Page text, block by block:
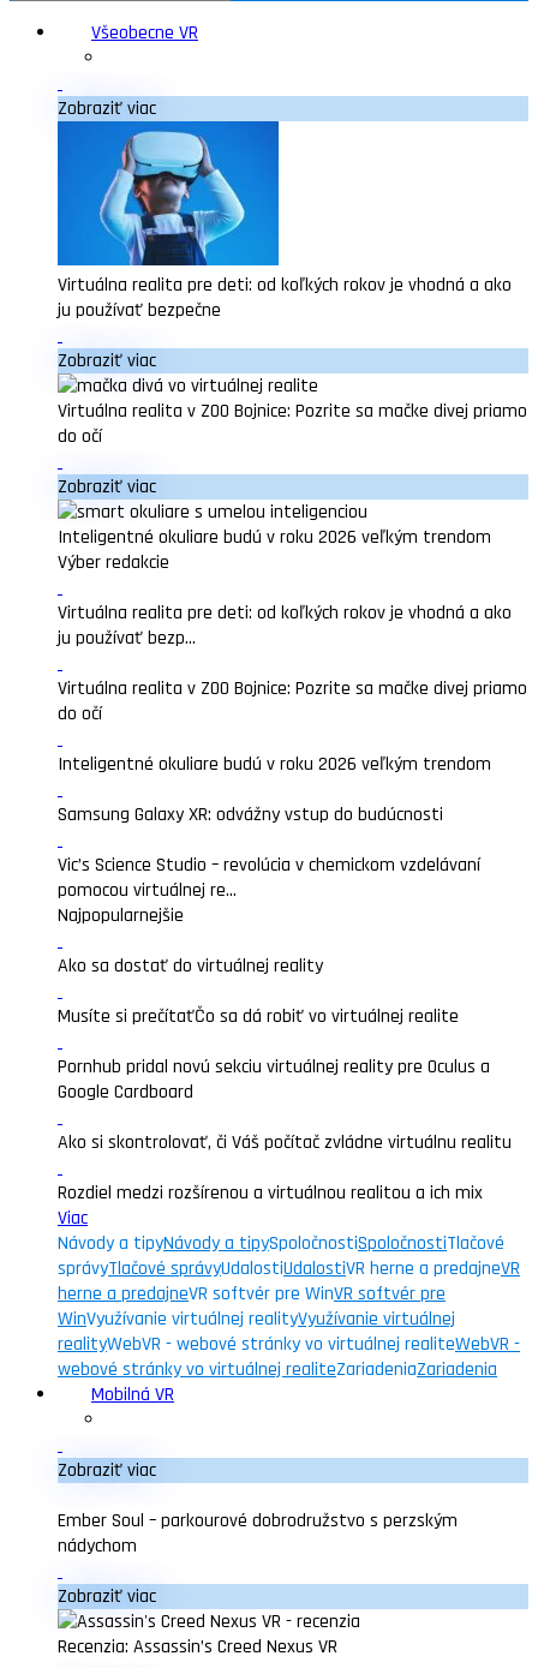
Všeobecne VR
Zobraziť viac
Virtuálna realita pre deti: od koľkých rokov je vhodná a ako
ju používať bezpečne
Zobraziť viac
Virtuálna realita v ZOO Bojnice: Pozrite sa mačke divej priamo
do očí
Zobraziť viac
Inteligentné okuliare budú v roku 2026 veľkým trendom
Výber redakcie
Virtuálna realita pre deti: od koľkých rokov je vhodná a ako
ju používať bezp...
Virtuálna realita v ZOO Bojnice: Pozrite sa mačke divej priamo
do očí
Inteligentné okuliare budú v roku 2026 veľkým trendom
Samsung Galaxy XR: odvážny vstup do budúcnosti
Vic’s Science Studio – revolúcia v chemickom vzdelávaní
pomocou virtuálnej re...
Najpopularnejšie
Ako sa dostať do virtuálnej reality
Musíte si prečítaťČo sa dá robiť vo virtuálnej realite
Pornhub pridal novú sekciu virtuálnej reality pre Oculus a
Google Cardboard
Ako si skontrolovať, či Váš počítač zvládne virtuálnu realitu
Rozdiel medzi rozšírenou a virtuálnou realitou a ich mix
Viac
Návody a tipyNávody a tipySpoločnostiSpoločnostiTlačové
správyTlačové správyUdalostiUdalostiVR herne a predajneVR
herne a predajneVR softvér pre WinVR softvér pre
WinVyužívanie virtuálnej realityVyužívanie virtuálnej
realityWebVR - webové stránky vo virtuálnej realiteWebVR -
webové stránky vo virtuálnej realiteZariadeniaZariadenia
Mobilná VR
Zobraziť viac
Ember Soul – parkourové dobrodružstvo s perzským
nádychom
Zobraziť viac
Recenzia: Assassin’s Creed Nexus VR